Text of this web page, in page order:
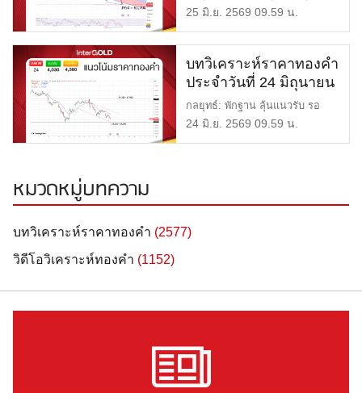
Oversold พลิกเกมรี […]
25 มิ.ย. 2569 09.59 น.
บทวิเคราะห์ราคาทองคำ
ประจำวันที่ 24 มิถุนายน
2569
กลยุทธ์: พักฐาน ลุ้นแนวรับ รอ
สัญญาณกลับตัว แนวต้าน: $4,
24 มิ.ย. 2569 09.59 น.
หมวดหมู่บทความ
บทวิเคราะห์ราคาทองคำ (2577)
วิดีโอวิเคราะห์ทองคำ (1152)